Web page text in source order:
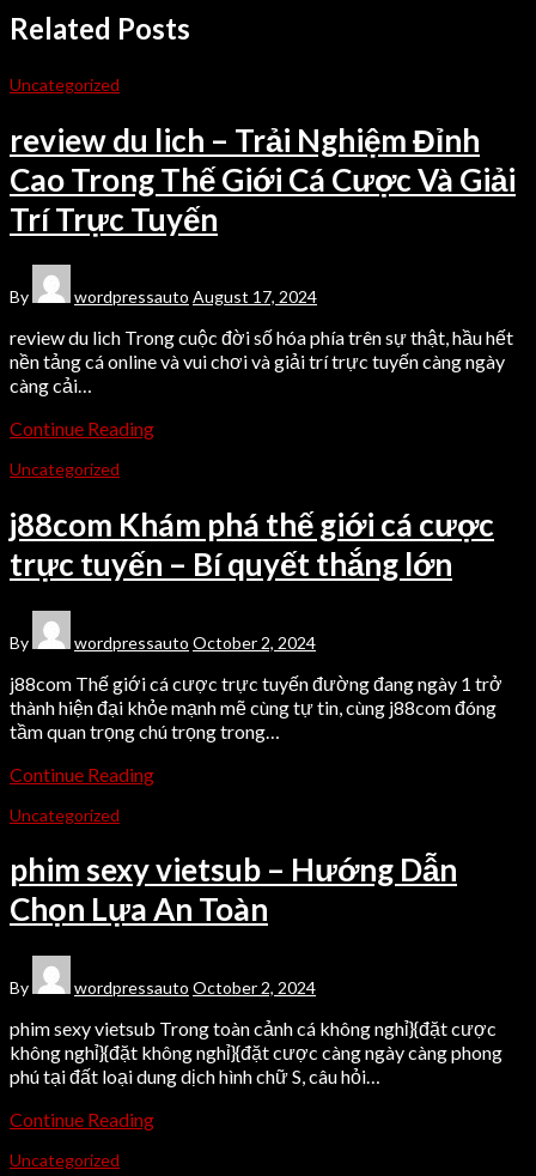
Related Posts
Uncategorized
review du lich – Trải Nghiệm Đỉnh
Cao Trong Thế Giới Cá Cược Và Giải
Trí Trực Tuyến
By wordpressauto August 17, 2024
review du lich Trong cuộc đời số hóa phía trên sự thật, hầu hết
nền tảng cá online và vui chơi và giải trí trực tuyến càng ngày
càng cải…
Continue Reading
Uncategorized
j88com Khám phá thế giới cá cược
trực tuyến – Bí quyết thắng lớn
By wordpressauto October 2, 2024
j88com Thế giới cá cược trực tuyến đường đang ngày 1 trở
thành hiện đại khỏe mạnh mẽ cùng tự tin, cùng j88com đóng
tầm quan trọng chú trọng trong…
Continue Reading
Uncategorized
phim sexy vietsub – Hướng Dẫn
Chọn Lựa An Toàn
By wordpressauto October 2, 2024
phim sexy vietsub Trong toàn cảnh cá không nghỉ}{đặt cược
không nghỉ}{đặt không nghỉ}{đặt cược càng ngày càng phong
phú tại đất loại dung dịch hình chữ S, câu hỏi…
Continue Reading
Uncategorized